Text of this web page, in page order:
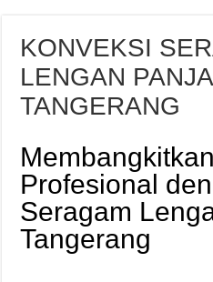
KONVEKSI
LENGAN
TANGERANG
Profesional
Seragam
Tangerang